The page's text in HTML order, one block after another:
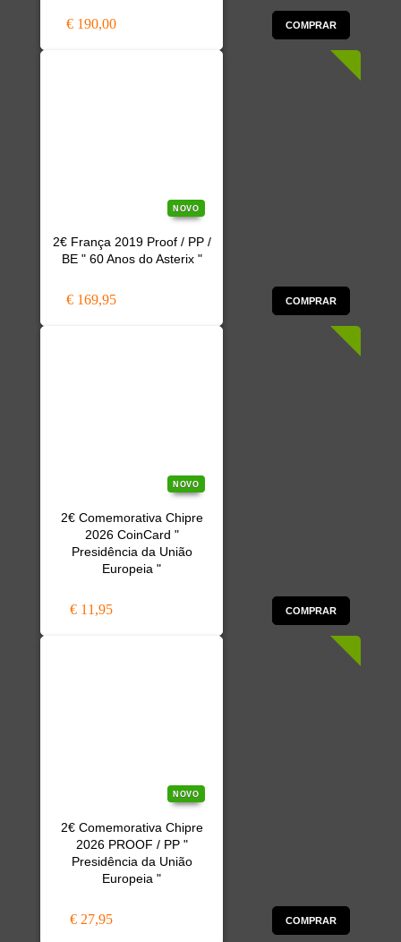
€ 190,00 COMPRAR
NOVO
2€ França 2019 Proof / PP /
BE " 60 Anos do Asterix "
€ 169,95 COMPRAR
NOVO
2€ Comemorativa Chipre
2026 CoinCard "
Presidência da União
Europeia "
€ 11,95 COMPRAR
NOVO
2€ Comemorativa Chipre
2026 PROOF / PP "
Presidência da União
Europeia "
€ 27,95 COMPRAR